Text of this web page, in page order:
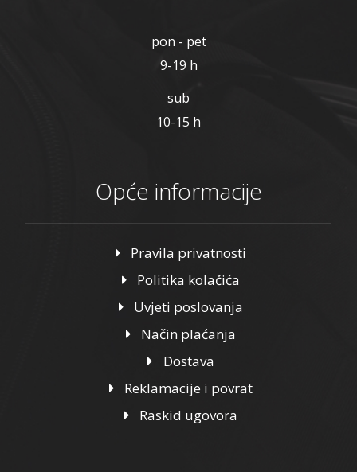
pon - pet
9-19 h
sub
10-15 h
Opće informacije
Pravila privatnosti
Politika kolačića
Uvjeti poslovanja
Način plaćanja
Dostava
Reklamacije i povrat
Raskid ugovora